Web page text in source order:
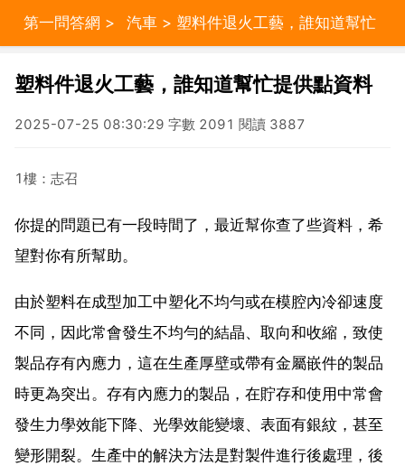
第一問答網 > 汽車 > 塑料件退火工藝，誰知道幫忙
提供點資料
塑料件退火工藝，誰知道幫忙提供點資料
2025-07-25 08:30:29 字數 2091 閱讀 3887
1樓：志召
你提的問題已有一段時間了，最近幫你查了些資料，希
望對你有所幫助。
由於塑料在成型加工中塑化不均勻或在模腔內冷卻速度
不同，因此常會發生不均勻的結晶、取向和收縮，致使
製品存有內應力，這在生產厚壁或帶有金屬嵌件的製品
時更為突出。存有內應力的製品，在貯存和使用中常會
發生力學效能下降、光學效能變壞、表面有銀紋，甚至
變形開裂。生產中的解決方法是對製件進行後處理，後